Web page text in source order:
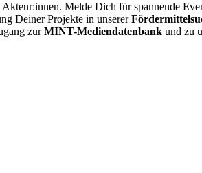
Melde Dich für spannende
Deiner Projekte in unserer
zurMINT-Mediendatenbank und zu